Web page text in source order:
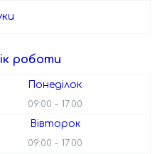
роботи
Понеділок
09:00 17:00
Вівторок
09:00 17:00